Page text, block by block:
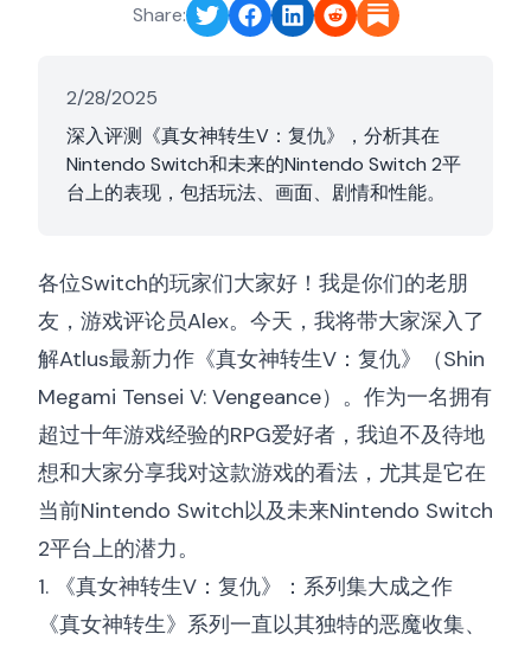
Share:
2/28/2025
深入评测《真女神转生V：复仇》，分析其在
Nintendo Switch和未来的Nintendo Switch 2平
台上的表现，包括玩法、画面、剧情和性能。
各位Switch的玩家们大家好！我是你们的老朋
友，游戏评论员Alex。今天，我将带大家深入了
解Atlus最新力作《真女神转生V：复仇》（Shin
Megami Tensei V: Vengeance）。作为一名拥有
超过十年游戏经验的RPG爱好者，我迫不及待地
想和大家分享我对这款游戏的看法，尤其是它在
当前Nintendo Switch以及未来Nintendo Switch
2平台上的潜力。
1. 《真女神转生V：复仇》：系列集大成之作
《真女神转生》系列一直以其独特的恶魔收集、